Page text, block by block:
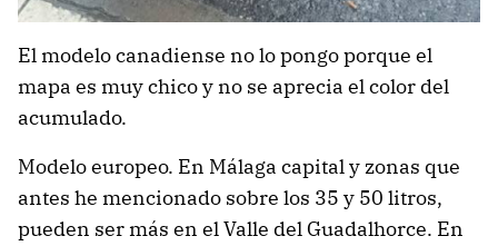
El modelo canadiense no lo pongo porque el
mapa es muy chico y no se aprecia el color del
acumulado.
Modelo europeo. En Málaga capital y zonas que
antes he mencionado sobre los 35 y 50 litros,
pueden ser más en el Valle del Guadalhorce. En